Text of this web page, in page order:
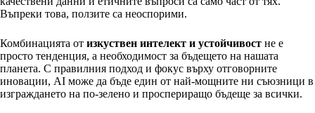
Въпреки това, ползите са неоспорими.
Комбинацията от изкуствен интелект и устойчивост не е
просто тенденция, а необходимост за бъдещето на нашата
планета. С правилния подход и фокус върху отговорните
иновации, AI може да бъде един от най-мощните ни съюзници в
изграждането на по-зелено и проспериращо бъдеще за всички.